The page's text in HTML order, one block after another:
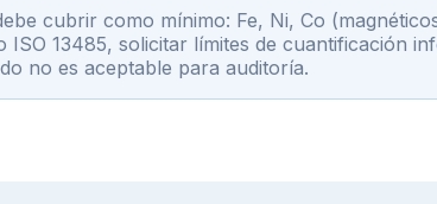
cubrir como mínimo: Fe, Ni, Co
13485, solicitar límites de cuantificación
no es aceptable para auditoría.